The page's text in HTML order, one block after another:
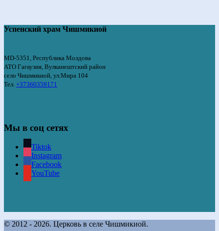
Успенский храм Чишмикиой
MD-5351, Республика Молдова
АТО Гагаузия, Вулканештский район
село Чишмикиой, ул.Мира 104
Тел. +37360359171
Мы в соц сетях
Tiktok
Instagram
Facebook
YouTube
© 2012 - 2026. Церковь в селе Чишмикиой.